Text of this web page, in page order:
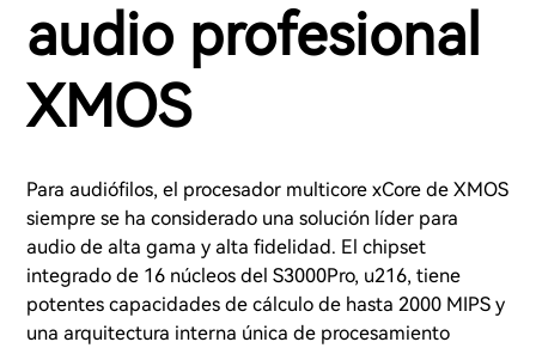
audio profesional
XMOS
Para audiófilos, el procesador multicore xCore de XMOS
siempre se ha considerado una solución líder para
audio de alta gama y alta fidelidad. El chipset
integrado de 16 núcleos del S3000Pro, u216, tiene
potentes capacidades de cálculo de hasta 2000 MIPS y
una arquitectura interna única de procesamiento